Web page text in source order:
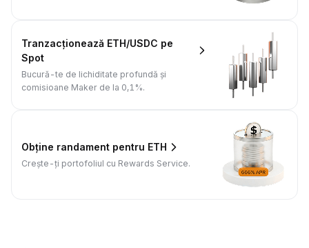
Tranzacționează ETH/USDC pe
Spot
Bucură-te de lichiditate profundă și
comisioane Maker de la 0,1%.
Obține randament pentru ETH
Crește-ți portofoliul cu Rewards Service.